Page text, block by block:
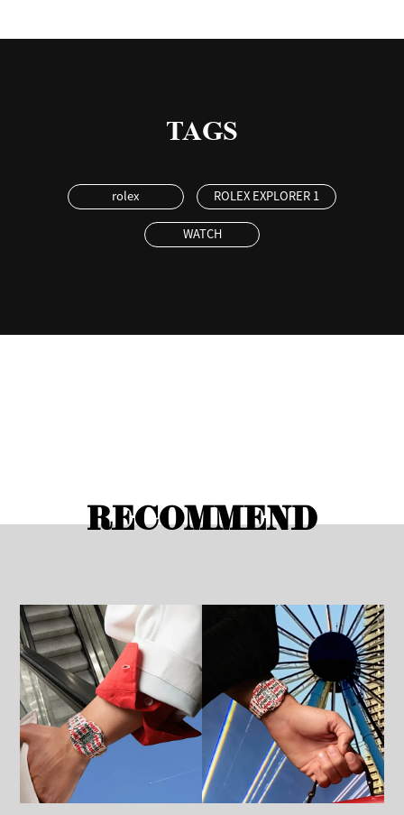
TAGS
rolex ROLEX EXPLORER 1
WATCH
RECOMMEND